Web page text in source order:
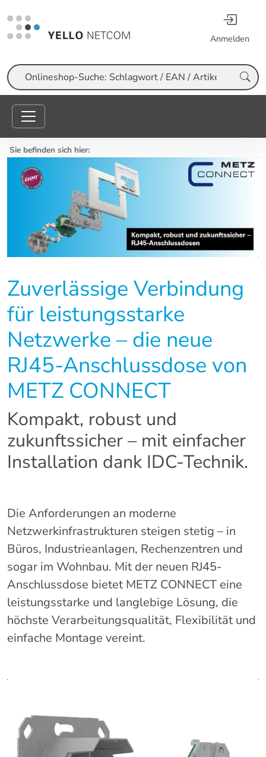
Anmelden
Suche
Sie befinden sich hier:
Zuverlässige Verbindung
für leistungsstarke
Netzwerke – die neue
RJ45-Anschlussdose von
METZ CONNECT
Kompakt, robust und
zukunftssicher – mit einfacher
Installation dank IDC-Technik.
Die Anforderungen an moderne
Netzwerkinfrastrukturen steigen stetig – in
Büros, Industrieanlagen, Rechenzentren und
sogar im Wohnbau. Mit der neuen RJ45-
Anschlussdose bietet METZ CONNECT eine
leistungsstarke und langlebige Lösung, die
höchste Verarbeitungsqualität, Flexibilität und
einfache Montage vereint.